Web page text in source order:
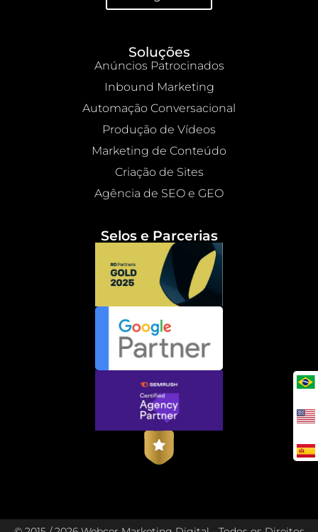
Soluções
Anúncios Patrocinados
Inbound Marketing
Automação Conversacional
Produção de Vídeos
Marketing de Conteúdo
Criação de Sites
Agência de SEO e GEO
Selos e Parcerias